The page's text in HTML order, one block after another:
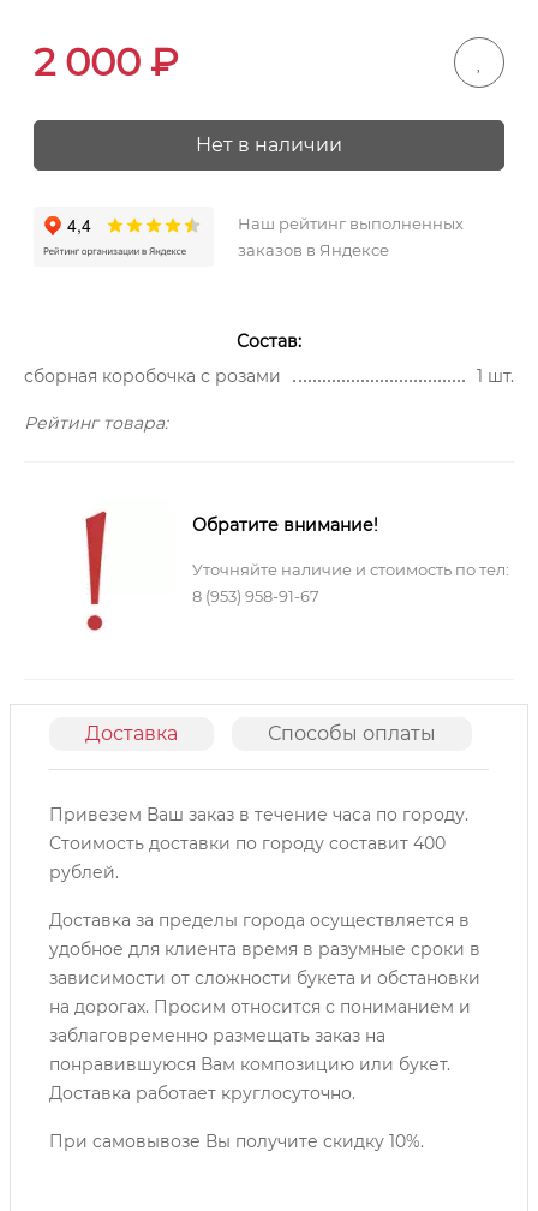
2 000 ₽
Нет в наличии
Наш рейтинг выполненных
заказов в Яндексе
Состав:
сборная коробочка с розами
1 шт.
Рейтинг товара:
Обратите внимание!
Уточняйте наличие и стоимость по тел:
8 (953) 958-91-67
Доставка Способы оплаты
Привезем Ваш заказ в течение часа по городу.
Cтоимость доставки по городу составит 400
рублей.
Доставка за пределы города осуществляется в
удобное для клиента время в разумные сроки в
зависимости от сложности букета и обстановки
на дорогах. Просим относится с пониманием и
заблаговременно размещать заказ на
понравившуюся Вам композицию или букет.
Доставка работает круглосуточно.
При самовывозе Вы получите скидку 10%.